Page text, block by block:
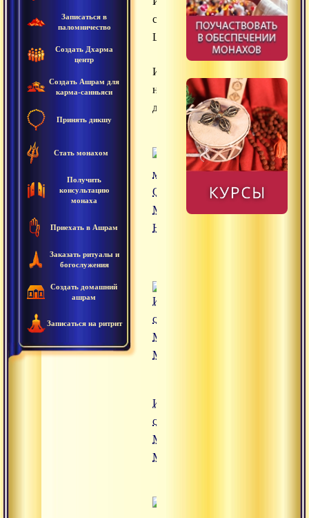
Записаться в
паломничество
Создать Дхарма
центр
Создать Ашрам для
карма-санньяси
Принять дикшу
Стать монахом
Получить
консультацию
монаха
Приехать в Ашрам
Заказать ритуалы и
богослужения
Создать домашний
ашрам
Записаться на ритрит
с
Шиваиссой
Интервью
наших
друзей
Интервью
с
Михаилом
Малаховым